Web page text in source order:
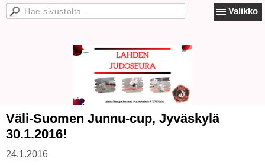
Valikko
Väli-Suomen Junnu-cup, Jyväskylä
30.1.2016!
24.1.2016